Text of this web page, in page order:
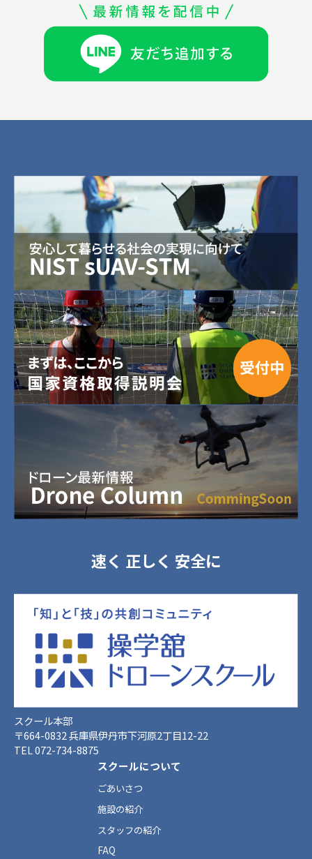
速く 正しく 安全に
スクール本部
〒664-0832 兵庫県伊丹市下河原2丁目12-22
TEL 072-734-8875
スクールについて
ごあいさつ
施設の紹介
スタッフの紹介
FAQ